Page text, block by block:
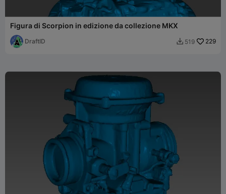
Figura di Scorpion in edizione da collezione MKX
DraftID  519 229